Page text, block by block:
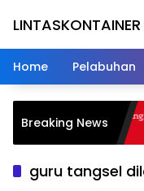
KONTAINER
Home Pelabuhan
Breaking News
Nanjak, Masuk ke Jurang,
guru tangsel